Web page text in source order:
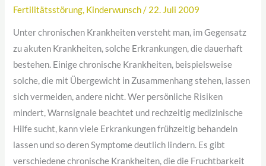
Fertilitätsstörung, Kinderwunsch/ 22. Juli 2009
Unter chronischen Krankheiten versteht man, im Gegensatz
zu akuten Krankheiten, solche Erkrankungen, die dauerhaft
bestehen. Einige chronische Krankheiten, beispielsweise
solche, die mit Übergewicht in Zusammenhang stehen, lassen
sich vermeiden, andere nicht. Wer persönliche Risiken
mindert, Warnsignale beachtet und rechzeitig medizinische
Hilfe sucht, kann viele Erkrankungen frühzeitig behandeln
lassen und so deren Symptome deutlich lindern. Es gibt
verschiedene chronische Krankheiten, die die Fruchtbarkeit